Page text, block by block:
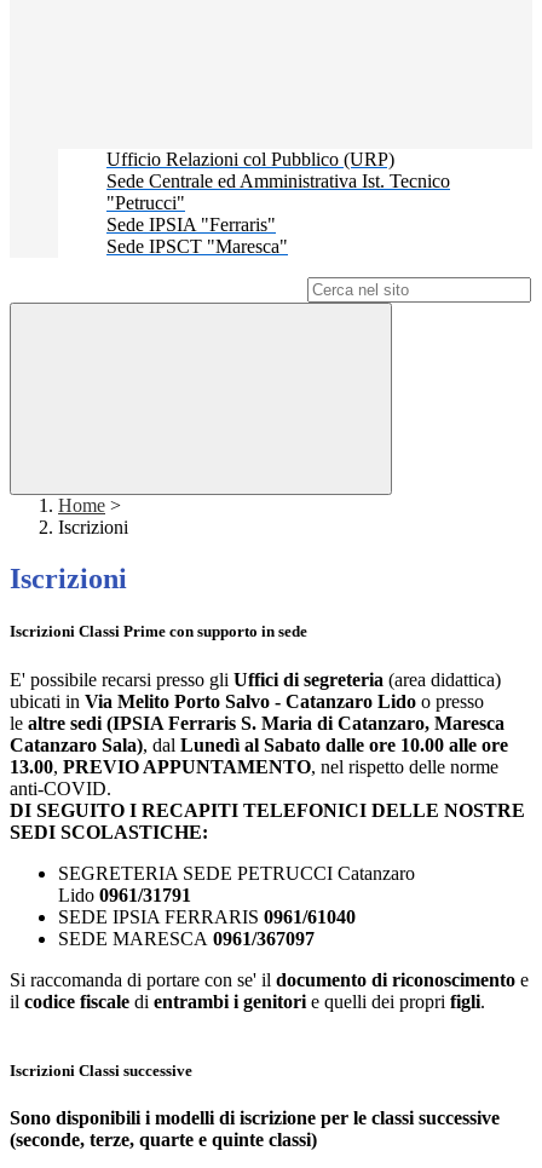
Ufficio Relazioni col Pubblico (URP)
Sede Centrale ed Amministrativa Ist. Tecnico
"Petrucci"
Sede IPSIA "Ferraris"
Sede IPSCT "Maresca"
Home >
Iscrizioni
Iscrizioni
Iscrizioni Classi Prime con supporto in sede
E' possibile recarsi presso gli Uffici di segreteria (area didattica)
ubicati in Via Melito Porto Salvo - Catanzaro Lido o presso
le altre sedi (IPSIA Ferraris S. Maria di Catanzaro, Maresca
Catanzaro Sala), dal Lunedì al Sabato dalle ore 10.00 alle ore
13.00, PREVIO APPUNTAMENTO, nel rispetto delle norme
anti-COVID.
DI SEGUITO I RECAPITI TELEFONICI DELLE NOSTRE
SEDI SCOLASTICHE:
SEGRETERIA SEDE PETRUCCI Catanzaro
Lido 0961/31791
SEDE IPSIA FERRARIS 0961/61040
SEDE MARESCA 0961/367097
Si raccomanda di portare con se' il documento di riconoscimento e
il codice fiscale di entrambi i genitori e quelli dei propri figli.
Iscrizioni Classi successive
Sono disponibili i modelli di iscrizione per le classi successive
(seconde, terze, quarte e quinte classi)